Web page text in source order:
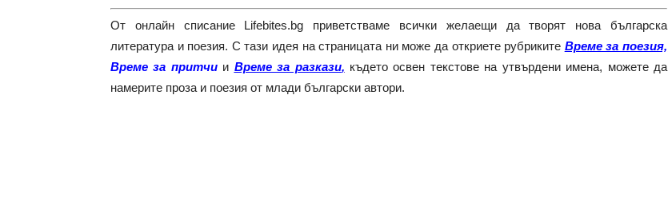
От онлайн списание Lifebites.bg приветстваме всички желаещи да творят нова българска
литература и поезия. С тази идея на страницата ни може да откриете рубриките Време за поезия,
Време за притчии Време за разкази, където освен текстове на утвърдени имена, можете да
намерите проза и поезия от млади български автори.